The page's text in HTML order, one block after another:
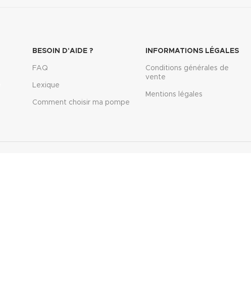
BESOIN D'AIDE ?
FAQ
Lexique
Comment choisir ma pompe
INFORMATIONS LÉGALES
Conditions générales de
vente
Mentions légales